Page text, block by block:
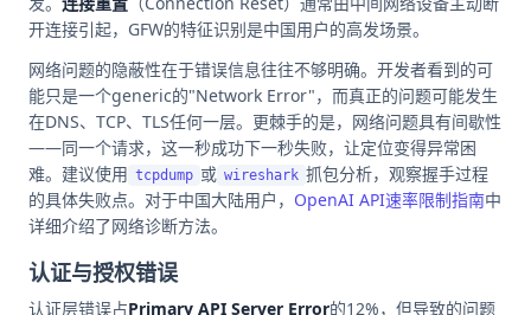
开连接引起，GFW的特征识别是中国用户的高发场景。
网络问题的隐蔽性在于错误信息往往不够明确。开发者看到的可
能只是一个generic的"Network Error"，而真正的问题可能发生
在DNS、TCP、TLS任何一层。更棘手的是，网络问题具有间歇性
——同一个请求，这一秒成功下一秒失败，让定位变得异常困
难。建议使用 tcpdump 或 wireshark 抓包分析，观察握手过程
的具体失败点。对于中国大陆用户， OpenAI API速率限制指南中
详细介绍了网络诊断方法。
认证与授权错误
认证层错误占Primary API Server Error的12%，但导致的问题